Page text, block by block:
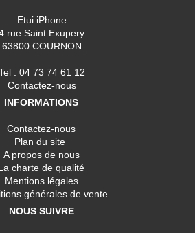
Etui iPhone
rue Saint Exupery
63800 COURNON
: 04 73 74 61 12
Contactez-nous
INFORMATIONS
Contactez-nous
Plan du site
A propos de nous
charte de qualité
Mentions légales
générales de vente
NOUS SUIVRE